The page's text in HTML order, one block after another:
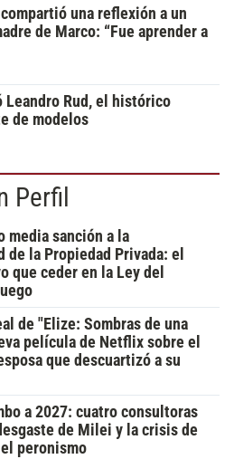
una reflexión a un
de Marco: “Fue aprender a
Leandro Rud, el histórico
de modelos
Perfil
media sanción a la
de la Propiedad Privada: el
que ceder en la Ley del
de "Elize: Sombras de una
película de Netflix sobre el
que descuartizó a su
a 2027: cuatro consultoras
de Milei y la crisis de
peronismo